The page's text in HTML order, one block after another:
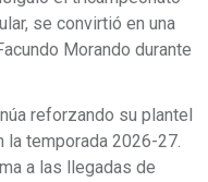
se convirtió en una
Morando durante
reforzando su plantel
temporada 2026-27.
a las llegadas de